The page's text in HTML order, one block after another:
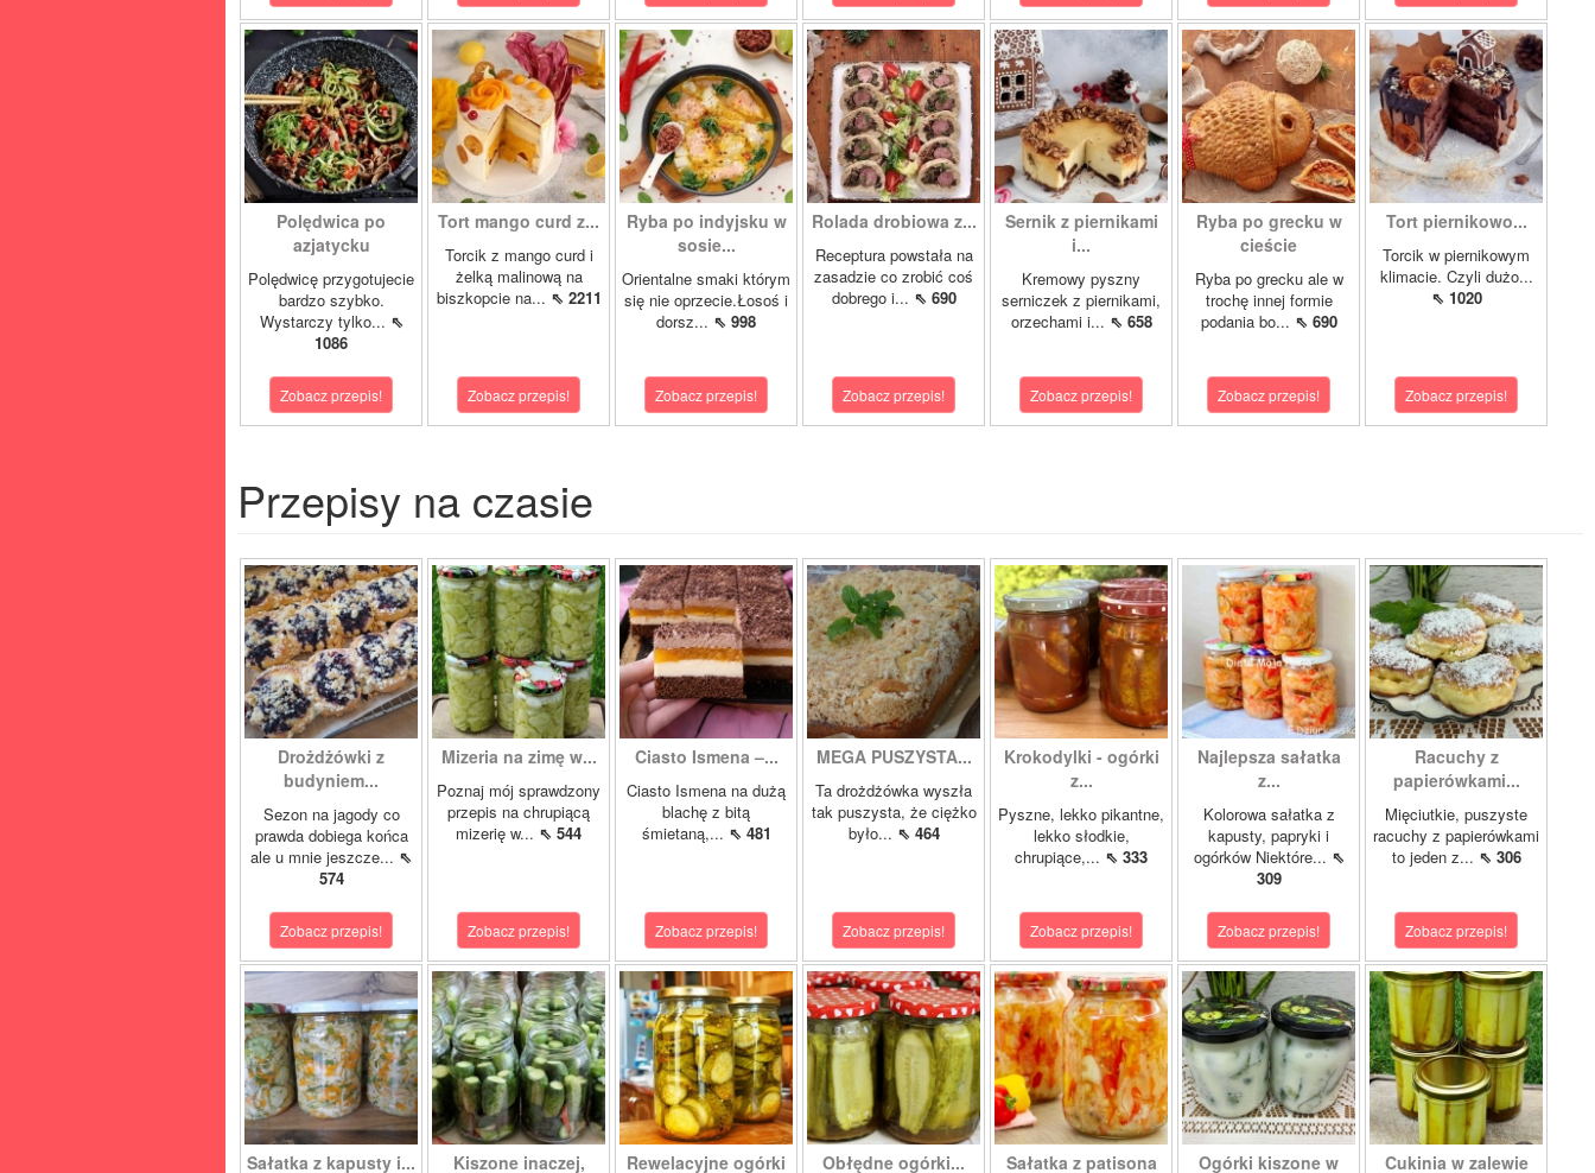
Polędwica po
azjatycku
Polędwicę przygotujecie
bardzo szybko.
Wystarczy tylko... ⇖
1086
Zobacz przepis!
Tort mango curd z...
Torcik z mango curd i
żelką malinową na
biszkopcie na... ⇖ 2211
Zobacz przepis!
Ryba po indyjsku w
sosie...
Orientalne smaki którym
się nie oprzecie.Łosoś i
dorsz... ⇖ 998
Zobacz przepis!
Rolada drobiowa z...
Receptura powstała na
zasadzie co zrobić coś
dobrego i... ⇖ 690
Zobacz przepis!
Sernik z piernikami
i...
Kremowy pyszny
serniczek z piernikami,
orzechami i... ⇖ 658
Zobacz przepis!
Ryba po grecku w
cieście
Ryba po grecku ale w
trochę innej formie
podania bo... ⇖ 690
Zobacz przepis!
Tort piernikowo...
Torcik w piernikowym
klimacie. Czyli dużo...
⇖ 1020
Zobacz przepis!
Przepisy na czasie
Drożdżówki z
budyniem...
Sezon na jagody co
prawda dobiega końca
ale u mnie jeszcze... ⇖
574
Zobacz przepis!
Mizeria na zimę w...
Poznaj mój sprawdzony
przepis na chrupiącą
mizerię w... ⇖ 544
Zobacz przepis!
Ciasto Ismena –...
Ciasto Ismena na dużą
blachę z bitą
śmietaną,... ⇖ 481
Zobacz przepis!
MEGA PUSZYSTA...
Ta drożdżówka wyszła
tak puszysta, że ciężko
było... ⇖ 464
Zobacz przepis!
Krokodylki - ogórki
z...
Pyszne, lekko pikantne,
lekko słodkie,
chrupiące,... ⇖ 333
Zobacz przepis!
Najlepsza sałatka
z...
Kolorowa sałatka z
kapusty, papryki i
ogórków Niektóre... ⇖
309
Zobacz przepis!
Racuchy z
papierówkami...
Mięciutkie, puszyste
racuchy z papierówkami
to jeden z... ⇖ 306
Zobacz przepis!
Sałatka z kapusty i... Kiszone inaczej, Rewelacyjne ogórki Obłędne ogórki... Sałatka z patisona Ogórki kiszone w Cukinia w zalewie